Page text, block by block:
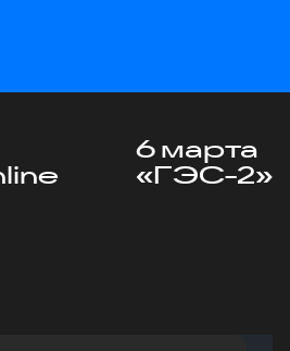
6 марта
«ГЭС-2»